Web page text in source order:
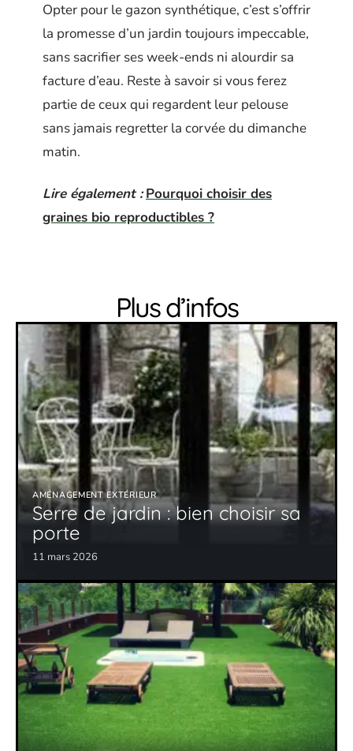
Opter pour le gazon synthétique, c’est s’offrir
la promesse d’un jardin toujours impeccable,
sans sacrifier ses week-ends ni alourdir sa
facture d’eau. Reste à savoir si vous ferez
partie de ceux qui regardent leur pelouse
sans jamais regretter la corvée du dimanche
matin.
Lire également : Pourquoi choisir des
graines bio reproductibles ?
Plus d’infos
AMÉNAGEMENT EXTÉRIEUR
Serre de jardin : bien choisir sa
porte
11 mars 2026